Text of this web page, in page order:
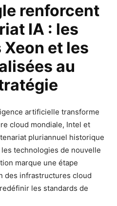
renforcent
IA : les
et les
au
artificielle transforme
cloud mondiale, Intel et
pluriannuel historique
technologies de nouvelle
marque une étape
des infrastructures cloud
les standards de